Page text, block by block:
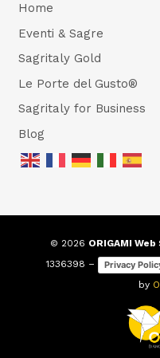
Home
Eventi & Sagre
Sagritaly Gold
Le Porte del Gusto®
Sagritaly for Business
Blog
© 2026 ORIGAMI Web
1336398 –
Privacy
by